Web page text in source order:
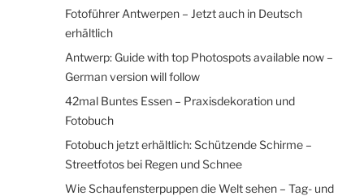
Fotoführer Antwerpen – Jetzt auch in Deutsch
erhältlich
Antwerp: Guide with top Photospots available now –
German version will follow
42mal Buntes Essen – Praxisdekoration und
Fotobuch
Fotobuch jetzt erhältlich: Schützende Schirme –
Streetfotos bei Regen und Schnee
Wie Schaufensterpuppen die Welt sehen – Tag- und